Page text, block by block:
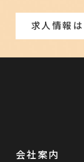
求人情報
会社案内